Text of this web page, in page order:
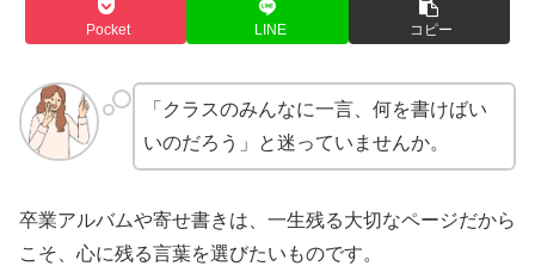
Pocket LINE コピー
「クラスのみんなに一言、何を書けばい
いのだろう」と迷っていませんか。
卒業アルバムや寄せ書きは、一生残る大切なページだから
こそ、心に残る言葉を選びたいものです。